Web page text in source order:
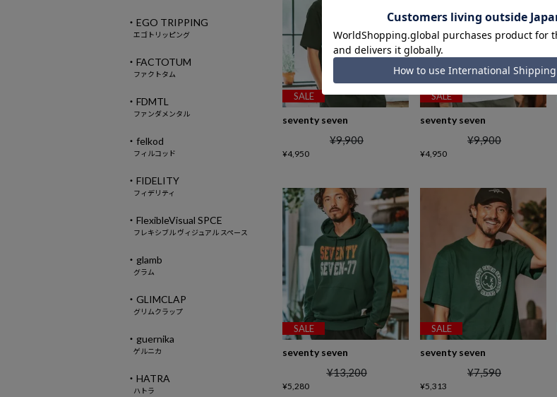
SALE
seventy seven
¥9,900
¥4,950
SALE
seventy seven
¥9,900
¥4,950
SALE
seventy seven
¥13,200
¥5,280
SALE
seventy seven
¥7,590
¥5,313
・EGO TRIPPING
エゴトリッピング
・FACTOTUM
ファクトタム
・FDMTL
ファンダメンタル
・felkod
フィルコッド
・FIDELITY
フィデリティ
・FlexibleVisual SPCE
フレキシブル ヴィジュアル スペース
・glamb
グラム
・GLIMCLAP
グリムクラップ
・guernika
ゲルニカ
・HATRA
ハトラ